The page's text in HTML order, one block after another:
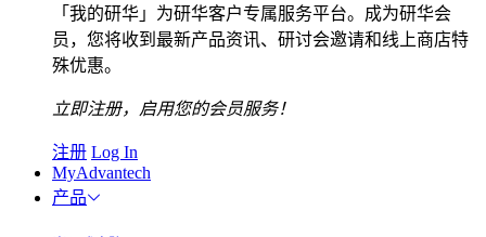
「我的研华」为研华客户专属服务平台。成为研华会
员，您将收到最新产品资讯、研讨会邀请和线上商店特
殊优惠。
立即注册，启用您的会员服务！
注册 Log In
MyAdvantech
产品